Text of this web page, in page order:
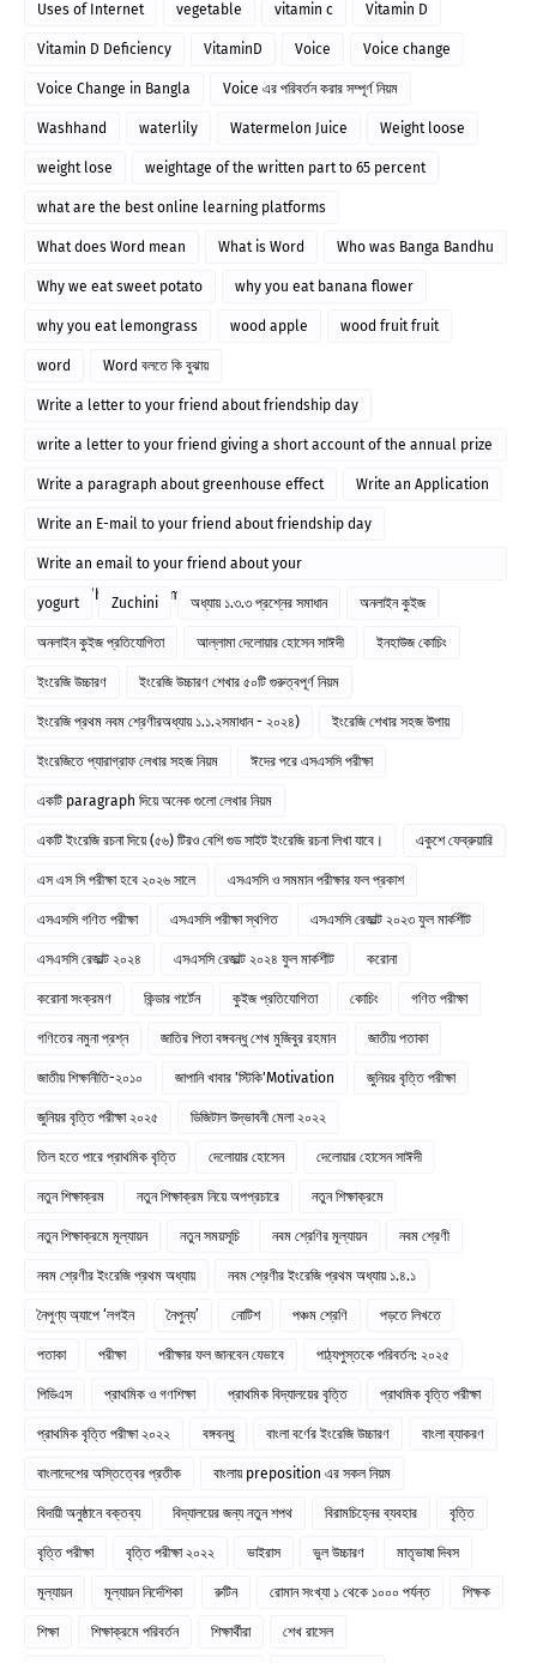
Uses of Internet vegetable vitamin c Vitamin D
Vitamin D Deficiency VitaminD Voice Voice change
Voice Change in Bangla Voice এর পরিবর্তন করার সম্পূর্ণ নিয়ম
Washhand waterlily Watermelon Juice Weight loose
weight lose weightage of the written part to 65 percent
what are the best online learning platforms
What does Word mean What is Word Who was Banga Bandhu
Why we eat sweet potato why you eat banana flower
why you eat lemongrass wood apple wood fruit fruit
word Word বলতে কি বুঝায়
Write a letter to your friend about friendship day
write a letter to your friend giving a short account of the annual prize
giving ceremony of your school
Write a paragraph about greenhouse effect Write an Application
Write an E-mail to your friend about friendship day
Write an email to your friend about your
country/homeland/motherland/birthland
yogurt Zuchini অধ্যায় ১.৩.৩ প্রশ্নের সমাধান অনলাইন কুইজ
অনলাইন কুইজ প্রতিযোগিতা আল্লামা দেলোয়ার হোসেন সাঈদী ইনহাউজ কোচিং
ইংরেজি উচ্চারণ ইংরেজি উচ্চারণ শেখার ৫০টি গুরুত্বপূর্ণ নিয়ম
ইংরেজি প্রথম নবম শ্রেণীরঅধ্যায় ১.১.২সমাধান - ২০২৪) ইংরেজি শেখার সহজ উপায়
ইংরেজিতে প্যারাগ্রাফ লেখার সহজ নিয়ম ঈদের পরে এসএসসি পরীক্ষা
একটি paragraph দিয়ে অনেক গুলো লেখার নিয়ম
একটি ইংরেজি রচনা দিয়ে (৫৬) টিরও বেশি গুড সাইট ইংরেজি রচনা লিখা যাবে। একুশে ফেব্রুয়ারি
এস এস সি পরীক্ষা হবে ২০২৬ সালে এসএসসি ও সমমান পরীক্ষার ফল প্রকাশ
এসএসসি গণিত পরীক্ষা এসএসসি পরীক্ষা স্থগিত এসএসসি রেজাল্ট ২০২৩ ফুল মার্কশীট
এসএসসি রেজাল্ট ২০২৪ এসএসসি রেজাল্ট ২০২৪ ফুল মার্কশীট করোনা
করোনা সংক্রমণ কিন্ডার গার্টেন কুইজ প্রতিযোগিতা কোচিং গণিত পরীক্ষা
গণিতের নমুনা প্রশ্ন জাতির পিতা বঙ্গবন্ধু শেখ মুজিবুর রহমান জাতীয় পতাকা
জাতীয় শিক্ষানীতি-২০১০ জাপানি খাবার 'স্টিকি'Motivation জুনিয়র বৃত্তি পরীক্ষা
জুনিয়র বৃত্তি পরীক্ষা ২০২৫ ডিজিটাল উদ্ভাবনী মেলা ২০২২
তিল হতে পারে প্রাথমিক বৃত্তি দেলোয়ার হোসেন দেলোয়ার হোসেন সাঈদী
নতুন শিক্ষাক্রম নতুন শিক্ষাক্রম নিয়ে অপপ্রচারে নতুন শিক্ষাক্রমে
নতুন শিক্ষাক্রমে মূল্যায়ন নতুন সময়সূচি নবম শ্রেণির মূল্যায়ন নবম শ্রেণী
নবম শ্রেণীর ইংরেজি প্রথম অধ্যায় নবম শ্রেণীর ইংরেজি প্রথম অধ্যায় ১.৪.১
নৈপুণ্য অ্যাপে ‘লগইন নৈপুন্য’ নোটিশ পঞ্চম শ্রেণি পড়তে লিখতে
পতাকা পরীক্ষা পরীক্ষার ফল জানবেন যেভাবে পাঠ্যপুস্তকে পরিবর্তন: ২০২৫
পিডিএস প্রাথমিক ও গণশিক্ষা প্রাথমিক বিদ্যালয়ের বৃত্তি প্রাথমিক বৃত্তি পরীক্ষা
প্রাথমিক বৃত্তি পরীক্ষা ২০২২ বঙ্গবন্ধু বাংলা বর্ণের ইংরেজি উচ্চারণ বাংলা ব্যাকরণ
বাংলাদেশের অস্তিত্বের প্রতীক বাংলায় preposition এর সকল নিয়ম
বিদায়ী অনুষ্ঠানে বক্তব্য বিদ্যালয়ের জন্য নতুন শপথ বিরামচিহ্নের ব্যবহার বৃত্তি
বৃত্তি পরীক্ষা বৃত্তি পরীক্ষা ২০২২ ভাইরাস ভুল উচ্চারণ মাতৃভাষা দিবস
মূল্যায়ন মূল্যায়ন নির্দেশিকা রুটিন রোমান সংখ্যা ১ থেকে ১০০০ পর্যন্ত শিক্ষক
শিক্ষা শিক্ষাক্রমে পরিবর্তন শিক্ষার্থীরা শেখ রাসেল